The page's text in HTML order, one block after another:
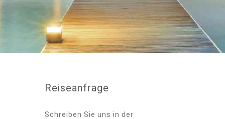
Reiseanfrage
Schreiben Sie uns in der